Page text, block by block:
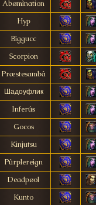
Abømìnation
Hyp
Bíggucc
Scorpion
Præstesambâ
Шадоуфлик
Inferús
Gocos
Kinjutsu
Pûrplereign
Deadpøol
Kunto